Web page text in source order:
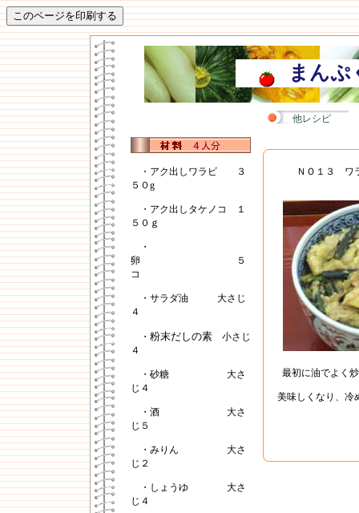
まん
他レシピ
・アク出しワラビ ３
５０g
・アク出しタケノコ １
５０ｇ
・
卵 ５
コ
・サラダ油 大さじ
４
・ 粉末だしの素 小さじ
４
・砂糖 大さ
じ４
・酒 大さ
じ５
・みりん 大さ
じ２
・しょうゆ 大さ
じ４
ＮＯ１３ ワ
最初に油でよく
美味しくなり、冷